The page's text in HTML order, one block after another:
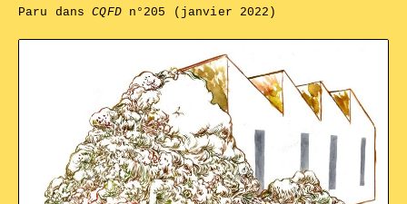
Paru dansCQFDn°205 (janvier 2022)